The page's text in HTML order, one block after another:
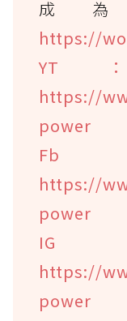
成
https://
YT
https://
power
https://
power
https://
power